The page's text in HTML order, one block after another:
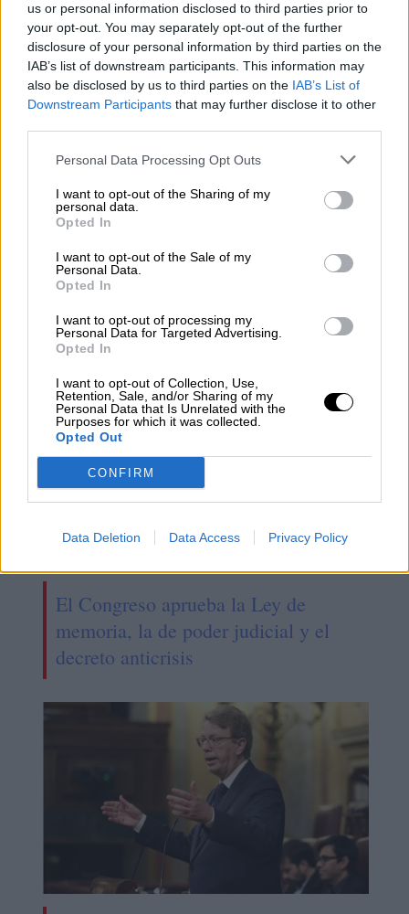
us or personal information disclosed to third parties prior to
your opt-out. You may separately opt-out of the further
disclosure of your personal information by third parties on the
IAB’s list of downstream participants. This information may
also be disclosed by us to third parties on the IAB’s List of
Downstream Participants that may further disclose it to other
Personal Data Processing Opt Outs
I want to opt-out of the Sharing of my
personal data.
Opted In
I want to opt-out of the Sale of my
Personal Data.
Opted In
I want to opt-out of processing my
Personal Data for Targeted Advertising.
Opted In
I want to opt-out of Collection, Use,
Retention, Sale, and/or Sharing of my
Personal Data that Is Unrelated with the
Purposes for which it was collected.
Opted Out
CONFIRM
Data Deletion Data Access Privacy Policy
Ciencia y la reforma de la Ley
Concursal
"número 2" del PSOE
El Congreso aprueba la Ley de
memoria, la de poder judicial y el
decreto anticrisis